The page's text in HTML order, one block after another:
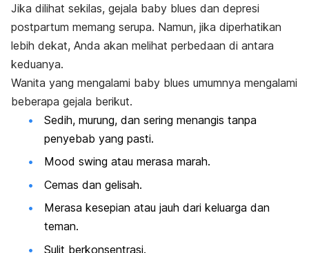
Jika dilihat sekilas, gejala baby blues dan depresi
postpartum memang serupa. Namun, jika diperhatikan
lebih dekat, Anda akan melihat perbedaan di antara
keduanya.
Wanita yang mengalami baby blues umumnya mengalami
beberapa gejala berikut.
Sedih, murung, dan sering menangis tanpa
penyebab yang pasti.
Mood swing atau merasa marah.
Cemas dan gelisah.
Merasa kesepian atau jauh dari keluarga dan
teman.
Sulit berkonsentrasi.